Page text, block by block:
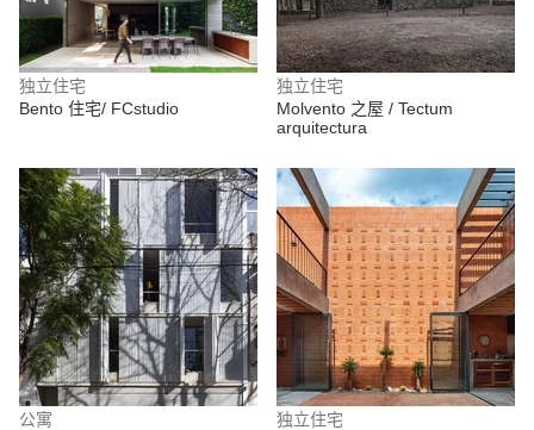
独立住宅
Bento 住宅/ FCstudio
独立住宅
Molvento 之屋 / Tectum
arquitectura
公寓
独立住宅